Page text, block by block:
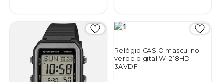
Relógio CASIO masculino
verde digital W-218HD-
3AVDF